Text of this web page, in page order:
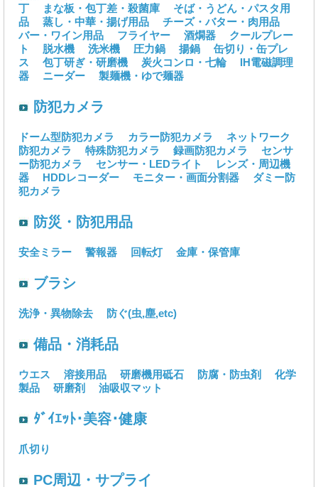
丁
まな板・包丁差・殺菌庫
そば・うどん・パスタ用
品
蒸し・中華・揚げ用品
チーズ・バター・肉用品
バー・ワイン用品
フライヤー 酒燗器
クールプレー
ト
脱水機 洗米機 圧力鍋 揚鍋
缶切り・缶プレ
ス
包丁研ぎ・研磨機 炭火コンロ・七輪
IH電磁調理
器
ニーダー 製麺機・ゆで麺器
防犯カメラ
ドーム型防犯カメラ カラー防犯カメラ
ネットワーク
防犯カメラ
特殊防犯カメラ 録画防犯カメラ
センサ
ー防犯カメラ
センサー・LEDライト
レンズ・周辺機
器
HDDレコーダー モニター・画面分割器
ダミー防
犯カメラ
防災・防犯用品
安全ミラー 警報器 回転灯 金庫・保管庫
ブラシ
洗浄・異物除去 防ぐ(虫,塵,etc)
備品・消耗品
ウエス 溶接用品 研磨機用砥石 防腐・防虫剤
化学
製品
研磨剤 油吸収マット
ﾀﾞｲｴｯﾄ･美容･健康
爪切り
PC周辺・サプライ